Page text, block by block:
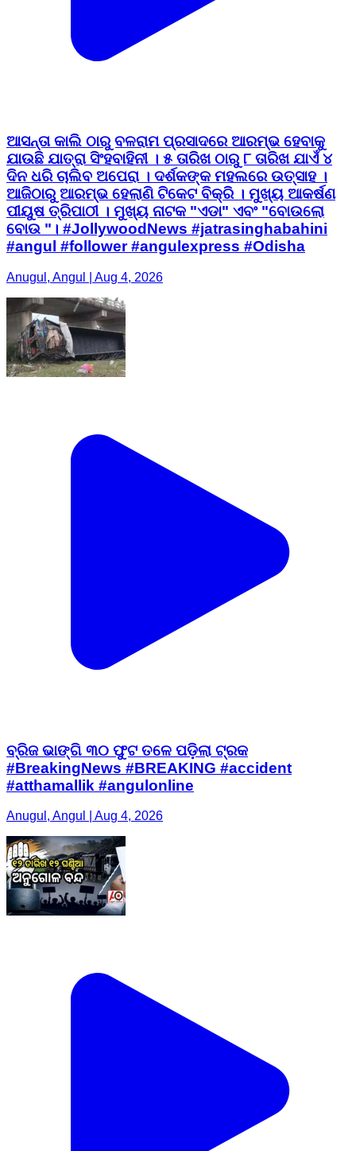
ଆସନ୍ତା କାଲି ଠାରୁ ବଳରାମ ପ୍ରସାଦରେ ଆରମ୍ଭ ହେବାକୁ
ଯାଉଛି ଯାତ୍ରା ସିଂହବାହିନୀ । ୫ ତାରିଖ ଠାରୁ ୮ ତାରିଖ ଯାଏଁ ୪
ଦିନ ଧରି ଚାଲିବ ଅପେରା । ଦର୍ଶକଙ୍କ ମହଲରେ ଉତ୍ସାହ ।
ଆଜିଠାରୁ ଆରମ୍ଭ ହେଲାଣି ଟିକେଟ ବିକ୍ରି । ମୁଖ୍ୟ ଆକର୍ଷଣ
ପୀୟୁଷ ତ୍ରିପାଠୀ । ମୁଖ୍ୟ ନାଟକ "ଏଡା" ଏବଂ "ବୋଉଲୋ
ବୋଉ "। #JollywoodNews #jatrasinghabahini
#angul #follower #angulexpress #Odisha
Anugul, Angul | Aug 4, 2026
ବ୍ରିଜ ଭାଙ୍ଗି ୩୦ ଫୁଟ ତଳେ ପଡ଼ିଲା ଟ୍ରକ
#BreakingNews #BREAKING #accident
#atthamallik #angulonline
Anugul, Angul | Aug 4, 2026